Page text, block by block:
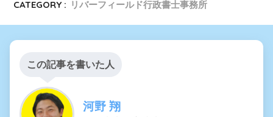
CATEGORY : リバーフィールド行政書士事務所
この記事を書いた人
河野 翔